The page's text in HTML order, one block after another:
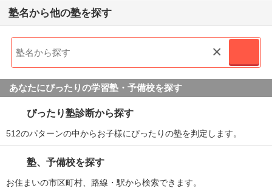
塾名から他の塾を探す
×
あなたにぴったりの学習塾・予備校を探す
ぴったり塾診断から探す
512のパターンの中からお子様にぴったりの塾を判定します。
塾、予備校を探す
お住まいの市区町村、路線・駅から検索できます。